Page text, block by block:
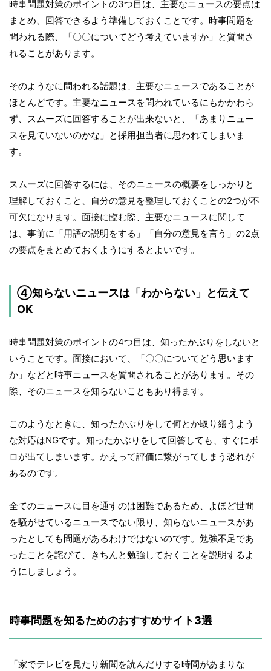
時事問題対策のポイントの3つ目は、主要なニュースの要点は
まとめ、回答できるよう準備しておくことです。時事問題を
問われる際、「〇〇についてどう考えていますか」と質問さ
れることがあります。
そのようなに問われる話題は、主要なニュースであることが
ほとんどです。主要なニュースを問われているにもかかわら
ず、スムーズに回答することが出来ないと、「あまりニュー
スを見ていないのかな」と採用担当者に思われてしまいま
す。
スムーズに回答するには、そのニュースの概要をしっかりと
理解しておくこと、自分の意見を整理しておくことの2つが不
可欠になります。面接に臨む際、主要なニュースに関して
は、事前に「用語の説明をする」「自分の意見を言う」の2点
の要点をまとめておくようにするとよいです。
④知らないニュースは「わからない」と伝えて
OK
時事問題対策のポイントの4つ目は、知ったかぶりをしないと
いうことです。面接において、「〇〇についてどう思います
か」などと時事ニュースを質問されることがあります。その
際、そのニュースを知らないこともあり得ます。
このようなときに、知ったかぶりをして何とか取り繕うよう
な対応はNGです。知ったかぶりをして回答しても、すぐにボ
ロが出てしまいます。かえって評価に繋がってしまう恐れが
あるのです。
全てのニュースに目を通すのは困難であるため、よほど世間
を騒がせているニュースでない限り、知らないニュースがあ
ったとしても問題があるわけではないのです。勉強不足であ
ったことを詫びて、きちんと勉強しておくことを説明するよ
うにしましょう。
時事問題を知るためのおすすめサイト3選
「家でテレビを見たり新聞を読んだりする時間があまりな